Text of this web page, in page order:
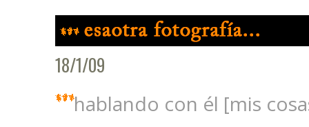
18/1/09
hablando con él [mis